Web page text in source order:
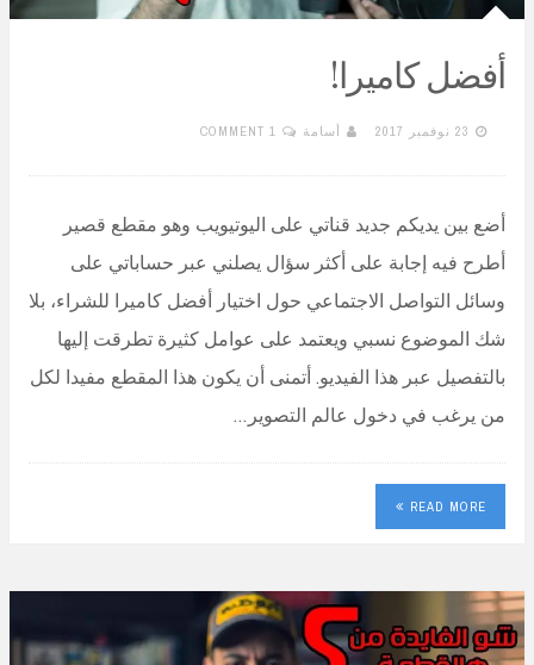
أفضل كاميرا!
23 نوفمبر 2017 أسامة 1 COMMENT
أضع بين يديكم جديد قناتي على اليوتيويب وهو مقطع قصير
أطرح فيه إجابة على أكثر سؤال يصلني عبر حساباتي على
وسائل التواصل الاجتماعي حول اختيار أفضل كاميرا للشراء، بلا
شك الموضوع نسبي ويعتمد على عوامل كثيرة تطرقت إليها
بالتفصيل عبر هذا الفيديو. أتمنى أن يكون هذا المقطع مفيدا لكل
من يرغب في دخول عالم التصوير…
READ MORE